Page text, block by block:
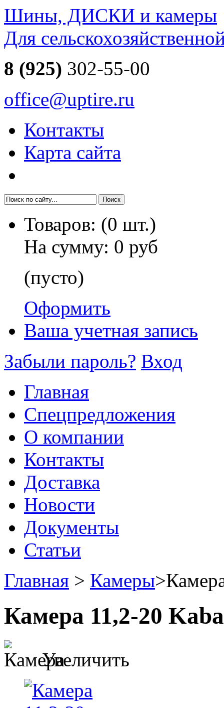
Шины, ДИСКИ и камеры
Для
8 (925) 302-55-00
office@uptire.ru
Контакты
Карта сайта
Товаров: (0 шт.)
На сумму: 0 руб
(пусто)
Оформить
Ваша учетная запись
Забыли пароль? Вход
Главная
Спецпредложения
О компании
Контакты
Доставка
Новости
Документы
Статьи
Главная > Камеры>
Камера 11,2-20
Увеличить